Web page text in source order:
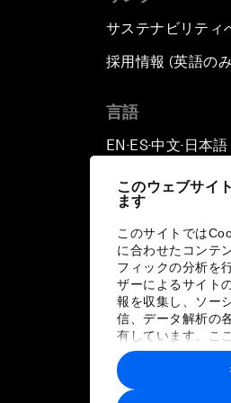
このウェブサイ
ます
このサイトでは
に合わせたコンテ
フィックの分析を
ザーによるサイト
報を収集し、ソー
信、データ解析の
有しています。こ
ユーザーが各パー
報や各パートナー
に収集された情報
サステナビリティ
採用情報 (英語の
言語
EN ▪ES▪中文▪ 日本語